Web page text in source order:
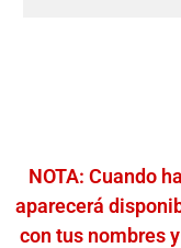
NOTA: Cuando
aparecerá
con tus nombres